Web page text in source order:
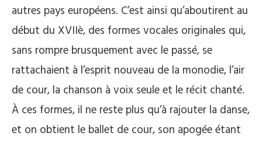
autres pays européens. C’est ainsi qu’aboutirent au
début du XVIIè, des formes vocales originales qui,
sans rompre brusquement avec le passé, se
rattachaient à l’esprit nouveau de la monodie, l’air
de cour, la chanson à voix seule et le récit chanté.
À ces formes, il ne reste plus qu’à rajouter la danse,
et on obtient le ballet de cour, son apogée étant